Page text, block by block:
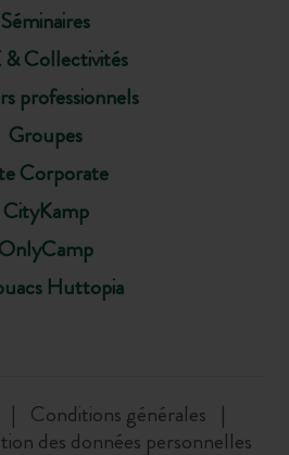
Séminaires
& Collectivités
professionnels
Groupes
Corporate
CityKamp
OnlyCamp
Huttopia
Conditions générales
des données personnelles